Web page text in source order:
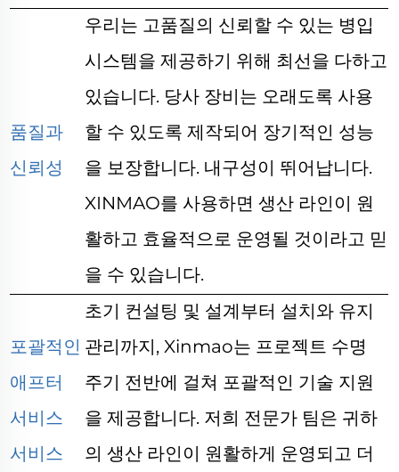
품질과
신뢰성
우리는 고품질의 신뢰할 수 있는 병입
시스템을 제공하기 위해 최선을 다하고
있습니다. 당사 장비는 오래도록 사용
할 수 있도록 제작되어 장기적인 성능
을 보장합니다. 내구성이 뛰어납니다.
XINMAO를 사용하면 생산 라인이 원
활하고 효율적으로 운영될 것이라고 믿
을 수 있습니다.
포괄적인
애프터
서비스
서비스
초기 컨설팅 및 설계부터 설치와 유지
관리까지, Xinmao는 프로젝트 수명
주기 전반에 걸쳐 포괄적인 기술 지원
을 제공합니다. 저희 전문가 팀은 귀하
의 생산 라인이 원활하게 운영되고 더